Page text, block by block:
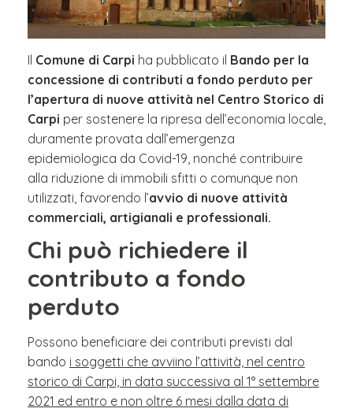
Il Comune di Carpi ha pubblicato il Bando per la
concessione di contributi a fondo perduto per
l’apertura di nuove attività nel Centro Storico di
Carpi per sostenere la ripresa dell’economia locale,
duramente provata dall’emergenza
epidemiologica da Covid-19, nonché contribuire
alla riduzione di immobili sfitti o comunque non
utilizzati, favorendo l’avvio di nuove attività
commerciali, artigianali e professionali.
Chi può richiedere il
contributo a fondo
perduto
Possono beneficiare dei contributi previsti dal
bando i soggetti che avviino l’attività, nel centro
storico di Carpi, in data successiva al 1° settembre
2021 ed entro e non oltre 6 mesi dalla data di